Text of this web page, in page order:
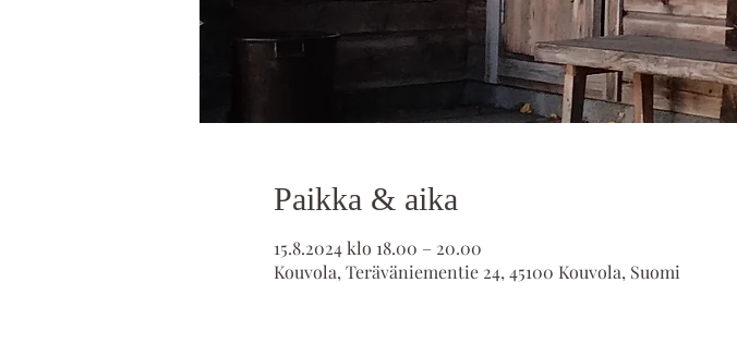
Paikka & aika
15.8.2024 klo 18.00 – 20.00
Kouvola, Teräväniementie 24, 45100 Kouvola, Suomi